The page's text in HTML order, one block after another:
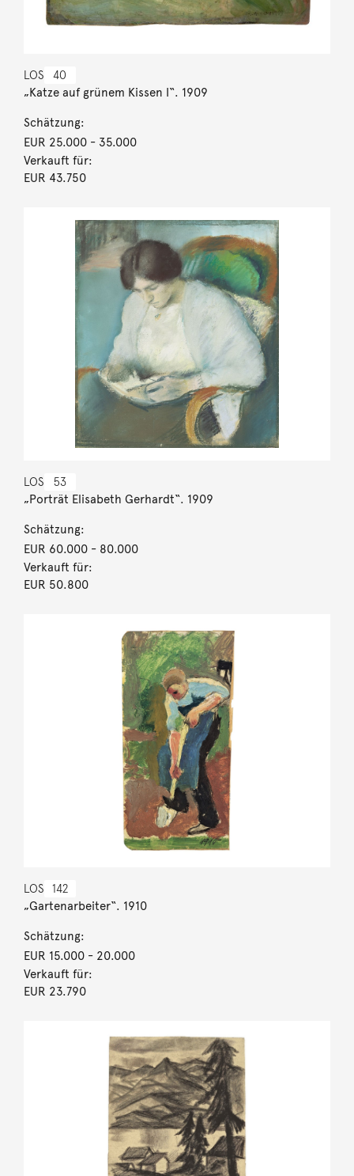
LOS 40
„Katze auf grünem Kissen I“. 1909
Schätzung:
EUR 25.000- 35.000
Verkauft für:
EUR 43.750
LOS 53
„Porträt Elisabeth Gerhardt“. 1909
Schätzung:
EUR 60.000- 80.000
Verkauft für:
EUR 50.800
LOS 142
„Gartenarbeiter“. 1910
Schätzung:
EUR 15.000- 20.000
Verkauft für:
EUR 23.790